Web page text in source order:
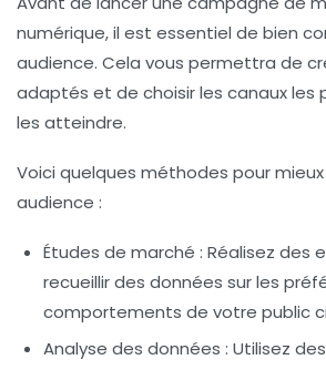
numérique, il est essentiel de bien
audience. Cela vous permettra de
adaptés et de choisir les canaux les
les atteindre.
Voici quelques méthodes pour
audience :
Études de marché : Réalisez des
recueillir des données sur les
comportements de votre public
Analyse des données : Utilisez